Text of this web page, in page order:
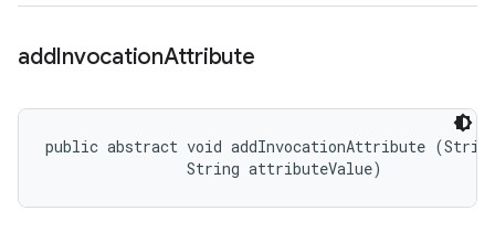
addInvocationAttribute
public abstract void addInvocationAttribute
                String attributeValue)